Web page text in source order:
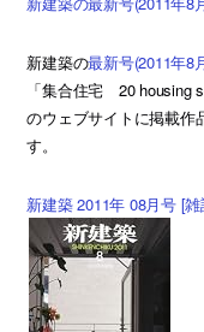
新建築の最新号(2011年8
「集合住宅 20 housing
のウェブサイトに掲載作
す。
新建築 2011年 08月号 [